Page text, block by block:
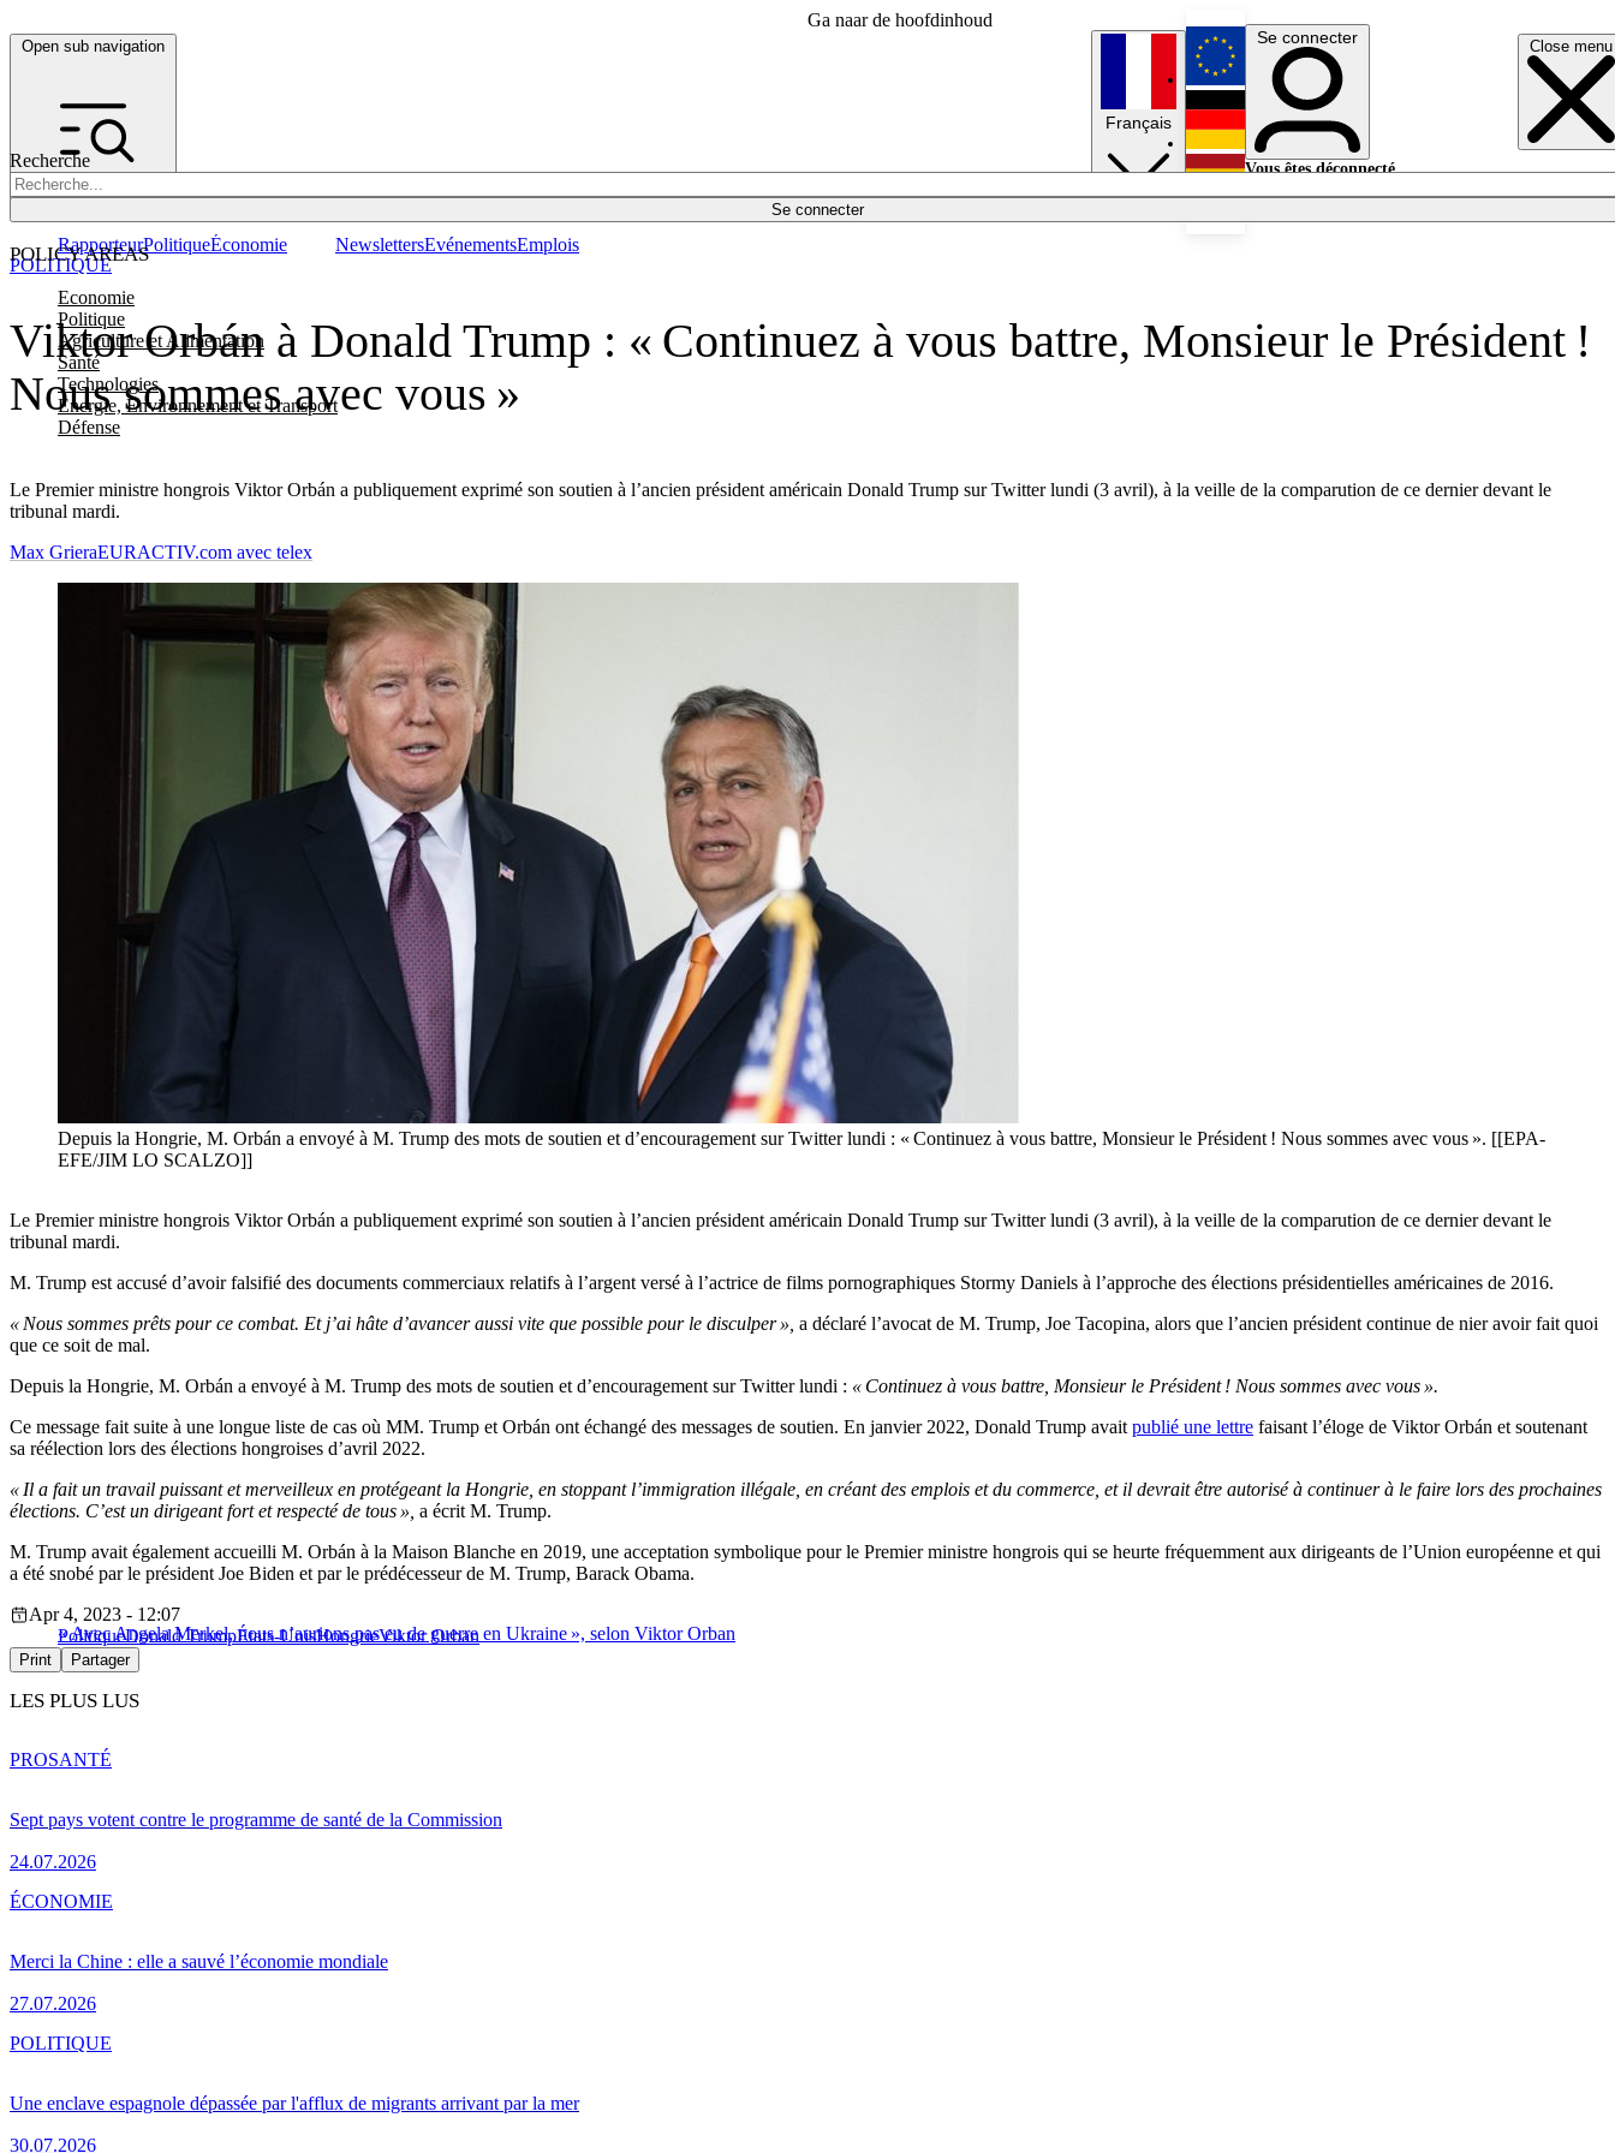
Ga naar de hoofdinhoud
Open sub navigation Close menu
Recherche
Se connecter
POLICY AREAS
Economie
Politique
Agriculture et Alimentation
Santé
Technologies
Energie, Environnement et Transport
Défense
RapporteurPolitiqueÉconomie NewslettersEvénementsEmplois
Français
English
Deutsch
Se connecter
Vous êtes déconnecté.
Viktor Orbán à Donald Trump : « Continuez à vous battre, Monsieur le Président !
Nous sommes avec vous »
Le Premier ministre hongrois Viktor Orbán a publiquement exprimé son soutien à l’ancien président américain Donald Trump sur Twitter lundi (3 avril), à la veille de la comparution de ce dernier devant le
tribunal mardi.
POLITIQUE
Max GrieraEURACTIV.com avec telex
Depuis la Hongrie, M. Orbán a envoyé à M. Trump des mots de soutien et d’encouragement sur Twitter lundi : « Continuez à vous battre, Monsieur le Président ! Nous sommes avec vous ». [[EPA-
EFE/JIM LO SCALZO]]
Le Premier ministre hongrois Viktor Orbán a publiquement exprimé son soutien à l’ancien président américain Donald Trump sur Twitter lundi (3 avril), à la veille de la comparution de ce dernier devant le
tribunal mardi.
M. Trump est accusé d’avoir falsifié des documents commerciaux relatifs à l’argent versé à l’actrice de films pornographiques Stormy Daniels à l’approche des élections présidentielles américaines de 2016.
« Nous sommes prêts pour ce combat. Et j’ai hâte d’avancer aussi vite que possible pour le disculper », a déclaré l’avocat de M. Trump, Joe Tacopina, alors que l’ancien président continue de nier avoir fait quoi
que ce soit de mal.
Depuis la Hongrie, M. Orbán a envoyé à M. Trump des mots de soutien et d’encouragement sur Twitter lundi : « Continuez à vous battre, Monsieur le Président ! Nous sommes avec vous ».
Ce message fait suite à une longue liste de cas où MM. Trump et Orbán ont échangé des messages de soutien. En janvier 2022, Donald Trump avait publié une lettre faisant l’éloge de Viktor Orbán et soutenant
sa réélection lors des élections hongroises d’avril 2022.
« Il a fait un travail puissant et merveilleux en protégeant la Hongrie, en stoppant l’immigration illégale, en créant des emplois et du commerce, et il devrait être autorisé à continuer à le faire lors des prochaines
élections. C’est un dirigeant fort et respecté de tous », a écrit M. Trump.
M. Trump avait également accueilli M. Orbán à la Maison Blanche en 2019, une acceptation symbolique pour le Premier ministre hongrois qui se heurte fréquemment aux dirigeants de l’Union européenne et qui
a été snobé par le président Joe Biden et par le prédécesseur de M. Trump, Barack Obama.
« Avec Angela Merkel, nous n’aurions pas eu de guerre en Ukraine », selon Viktor Orban
Apr 4, 2023 - 12:07
PolitiqueDonald TrumpÉtats-UnisHongrieViktor Orban
Print Partager
LES PLUS LUS
Sept pays votent contre le programme de santé de la Commission
24.07.2026
PROSANTÉ
Merci la Chine : elle a sauvé l’économie mondiale
27.07.2026
ÉCONOMIE
Une enclave espagnole dépassée par l'afflux de migrants arrivant par la mer
30.07.2026
POLITIQUE